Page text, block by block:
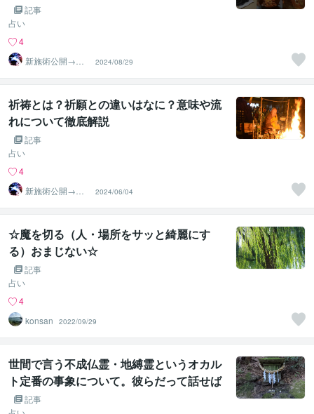
記事
占い
4
新施術公開→≪
相手意識強制変
化≫◆星桜龍
2024/08/29
祈祷とは？祈願との違いはなに？意味や流
れについて徹底解説
記事
占い
4
新施術公開→≪
相手意識強制変
化≫◆星桜龍
2024/06/04
☆魔を切る（人・場所をサッと綺麗にす
る）おまじない☆
記事
占い
4
konsan
2022/09/29
世間で言う不成仏霊・地縛霊というオカル
ト定番の事象について。彼らだって話せば
分かる。
記事